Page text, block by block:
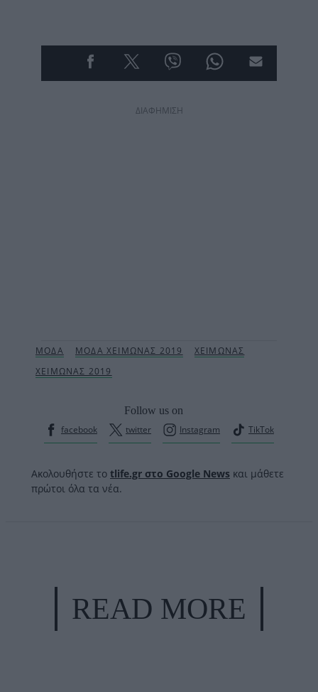
ΔΙΑΦΗΜΙΣΗ
Follow us on
facebook
twitter Instagram TikTok
Ακολουθήστε το tlife.gr στο Google News και μάθετε
πρώτοι όλα τα νέα.
READ MORE